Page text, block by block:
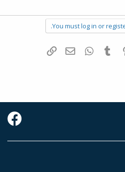
You must log in or
Pinterest
Tumblr
WhatsAppדואר אלקטרוני